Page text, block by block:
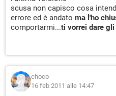
scusa non capisco cosa
errore ed è andato ma l'ho
comportarmi...ti vorrei dare
choco
16 feb 2011 alle 14:47